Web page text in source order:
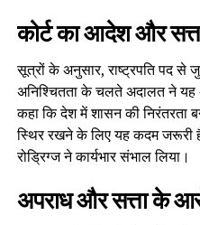
कोर्ट का आदेश और
सूत्रों के अनुसार, राष्ट्रपति पद से
अनिश्चितता के चलते अदालत ने यह
कहा कि देश में शासन की निरंतरता
स्थिर रखने के लिए यह कदम
रोड्रिग्ज ने कार्यभार संभाल लिया।
अपराध और सत्ता के